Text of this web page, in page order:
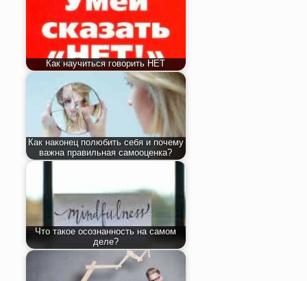
Как научиться говорить НЕТ
Как наконец полюбить себя и почему
важна правильная самооценка?
Что такое осознанность на самом
деле?